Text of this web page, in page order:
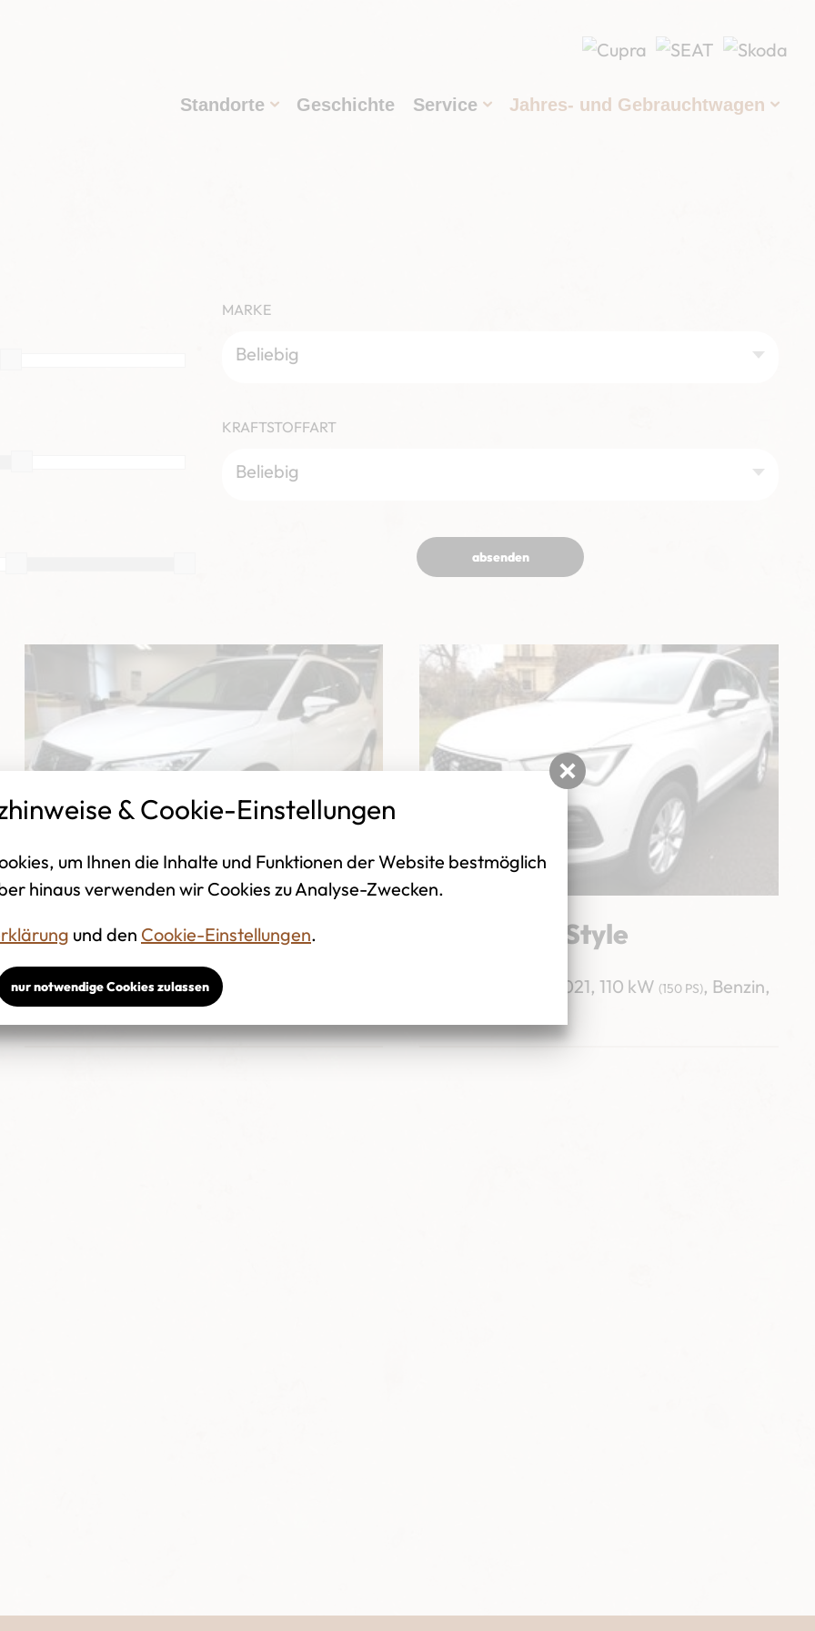
Standorte Geschichte Service Jahres- und Gebrauchtwagen
MARKE
Beliebig
KRAFTSTOFFART
Beliebig
absenden
Seat Arona Style
33.076km,Okt. 2020,85 kW
17.985,00 EUR
Seat Ateca Style
März 2021, 110 kW (150 PS), Benzin,
& Cookie-Einstellungen
um Ihnen die Inhalte und Funktionen der Website bestmöglich
hinaus verwenden wir Cookies zu Analyse-Zwecken.
und den Cookie-Einstellungen.
nur notwendige Cookies zulassen